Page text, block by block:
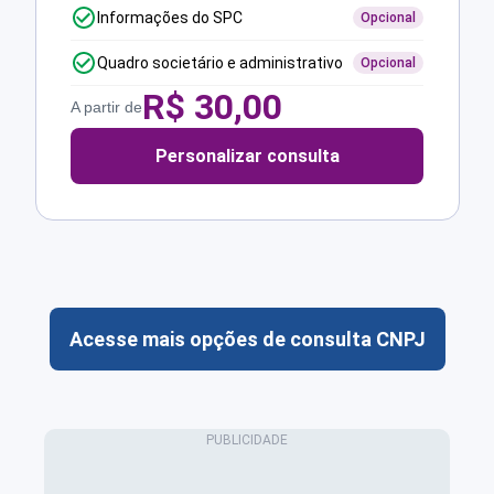
Informações do SPC Opcional
Quadro societário e administrativo Opcional
A partir deR$ 30,00
Personalizar consulta
Acesse mais opções de consulta CNPJ